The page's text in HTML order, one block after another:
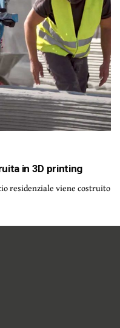
in 3D printing
residenziale viene costruito